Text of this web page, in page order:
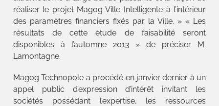
réaliser le projet Magog Ville-Intelligente à l’intérieur
des paramètres financiers fixés par la Ville. » « Les
résultats de cette étude de faisabilité seront
disponibles à l’automne 2013 » de préciser M.
Lamontagne.
Magog Technopole a procédé en janvier dernier à un
appel public d’expression d’intérêt invitant les
sociétés possédant l’expertise, les ressources